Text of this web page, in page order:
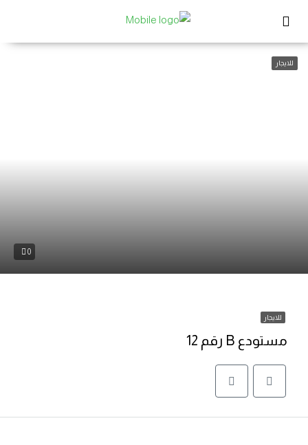
0
للايجار
للايجار
مستودع B رقم 12